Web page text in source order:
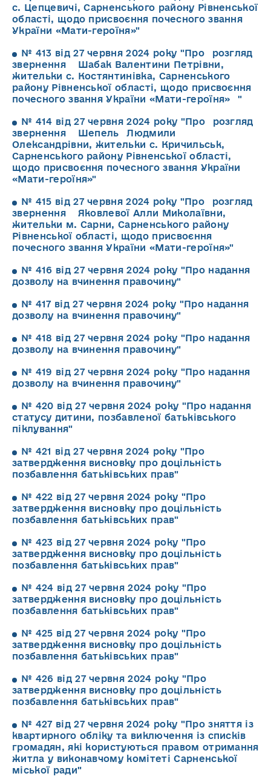
с. Цепцевичі, Сарненського району Рівненської
області, щодо присвоєння почесного звання
України «Мати-героїня»"
№ 413 від 27 червня 2024 року "Про розгляд
звернення Шабак Валентини Петрівни,
жительки с. Костянтинівка, Сарненського
району Рівненської області, щодо присвоєння
почесного звання України «Мати-героїня» "
№ 414 від 27 червня 2024 року "Про розгляд
звернення Шепель Людмили
Олександрівни, жительки с. Кричильськ,
Сарненського району Рівненської області,
щодо присвоєння почесного звання України
«Мати-героїня»"
№ 415 від 27 червня 2024 року "Про розгляд
звернення Яковлевої Алли Миколаївни,
жительки м. Сарни, Сарненського району
Рівненської області, щодо присвоєння
почесного звання України «Мати-героїня»"
№ 416 від 27 червня 2024 року "Про надання
дозволу на вчинення правочину"
№ 417 від 27 червня 2024 року "Про надання
дозволу на вчинення правочину"
№ 418 від 27 червня 2024 року "Про надання
дозволу на вчинення правочину"
№ 419 від 27 червня 2024 року "Про надання
дозволу на вчинення правочину"
№ 420 від 27 червня 2024 року "Про надання
статусу дитини, позбавленої батьківського
піклування"
№ 421 від 27 червня 2024 року "Про
затвердження висновку про доцільність
позбавлення батьківських прав"
№ 422 від 27 червня 2024 року "Про
затвердження висновку про доцільність
позбавлення батьківських прав"
№ 423 від 27 червня 2024 року "Про
затвердження висновку про доцільність
позбавлення батьківських прав"
№ 424 від 27 червня 2024 року "Про
затвердження висновку про доцільність
позбавлення батьківських прав"
№ 425 від 27 червня 2024 року "Про
затвердження висновку про доцільність
позбавлення батьківських прав"
№ 426 від 27 червня 2024 року "Про
затвердження висновку про доцільність
позбавлення батьківських прав"
№ 427 від 27 червня 2024 року "Про зняття із
квартирного обліку та виключення із списків
громадян, які користуються правом отримання
житла у виконавчому комітеті Сарненської
міської ради"